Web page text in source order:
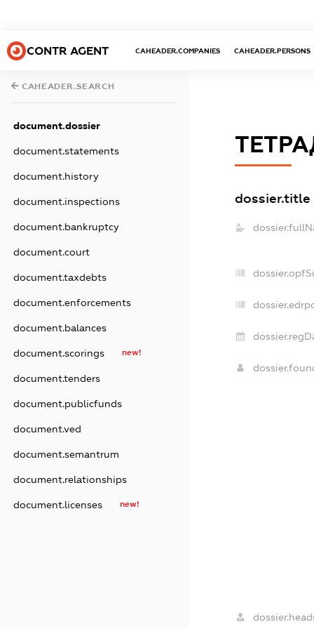
CONTR AGENT CAHEADER.COMPANIES CAHEADER.PERSONS
CAHEADER.SEARCH
document.dossier
document.statements
document.history
document.inspections
document.bankruptcy
document.court
document.taxdebts
document.enforcements
document.balances
document.scorings new!
document.tenders
document.publicfunds
document.ved
document.semantrum
document.relationships
document.licenses new!
dossier.title